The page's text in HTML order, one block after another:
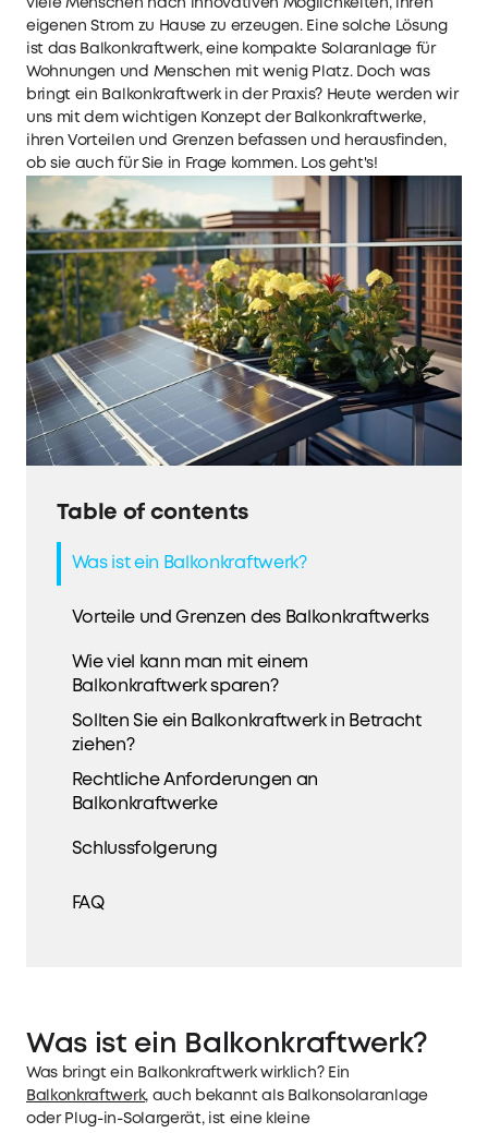
viele Menschen nach innovativen Möglichkeiten, ihren
eigenen Strom zu Hause zu erzeugen. Eine solche Lösung
ist das Balkonkraftwerk, eine kompakte Solaranlage für
Wohnungen und Menschen mit wenig Platz. Doch was
bringt ein Balkonkraftwerk in der Praxis? Heute werden wir
uns mit dem wichtigen Konzept der Balkonkraftwerke,
ihren Vorteilen und Grenzen befassen und herausfinden,
ob sie auch für Sie in Frage kommen. Los geht's!
Table of contents
Was ist ein Balkonkraftwerk?
Vorteile und Grenzen des Balkonkraftwerks
Wie viel kann man mit einem
Balkonkraftwerk sparen?
Sollten Sie ein Balkonkraftwerk in Betracht
ziehen?
Rechtliche Anforderungen an
Balkonkraftwerke
Schlussfolgerung
FAQ
Was ist ein Balkonkraftwerk?
Was bringt ein Balkonkraftwerk wirklich? Ein
Balkonkraftwerk, auch bekannt als Balkonsolaranlage
oder Plug-in-Solargerät, ist eine kleine